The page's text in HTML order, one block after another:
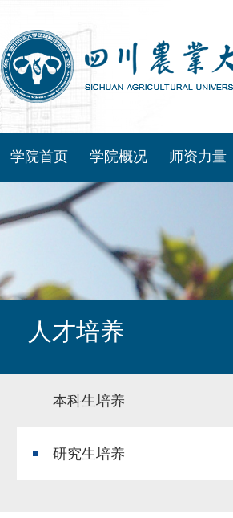
学院首页 学院概况 师资力量
人才培养
本科生培养
研究生培养